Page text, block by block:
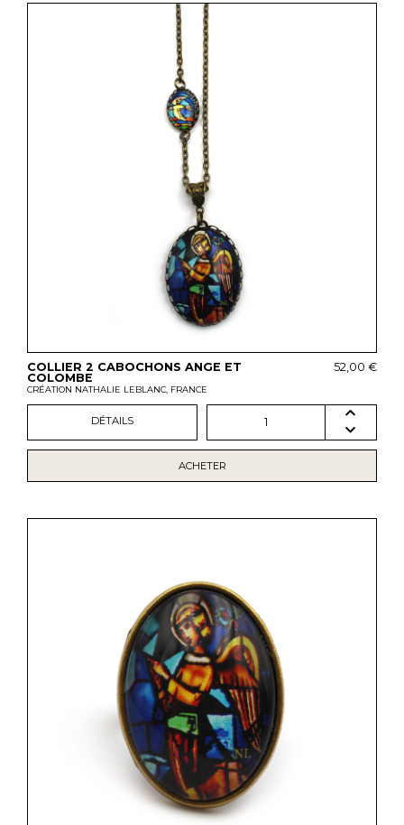
COLLIER 2 CABOCHONS ANGE ET
COLOMBE
CRÉATION NATHALIE LEBLANC, FRANCE
52,00 €
DÉTAILS 1
ACHETER